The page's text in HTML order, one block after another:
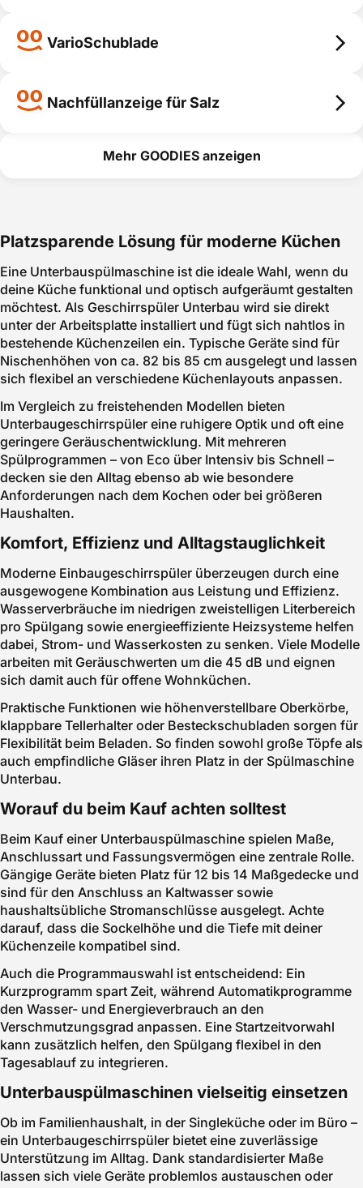
smart erklärt
VarioFlex
smart erklärt
VarioSchublade
VarioSchubl
smart erklärt
Nachfüllanzeige für Salz
Nachfüllanz
Spülergebnis
Kalkschutz
Mehr GOODIES anzeigen
Platzsparende Lösung für moderne Küchen
Eine Unterbauspülmaschine ist die ideale Wahl, wenn du
deine Küche funktional und optisch aufgeräumt gestalten
möchtest. Als Geschirrspüler Unterbau wird sie direkt
unter der Arbeitsplatte installiert und fügt sich nahtlos in
bestehende Küchenzeilen ein. Typische Geräte sind für
Nischenhöhen von ca. 82 bis 85 cm ausgelegt und lassen
sich flexibel an verschiedene Küchenlayouts anpassen.
Im Vergleich zu freistehenden Modellen bieten
Unterbaugeschirrspüler eine ruhigere Optik und oft eine
geringere Geräuschentwicklung. Mit mehreren
Spülprogrammen – von Eco über Intensiv bis Schnell –
decken sie den Alltag ebenso ab wie besondere
Anforderungen nach dem Kochen oder bei größeren
Haushalten.
Komfort, Effizienz und Alltagstauglichkeit
Moderne Einbaugeschirrspüler überzeugen durch eine
ausgewogene Kombination aus Leistung und Effizienz.
Wasserverbräuche im niedrigen zweistelligen Literbereich
pro Spülgang sowie energieeffiziente Heizsysteme helfen
dabei, Strom- und Wasserkosten zu senken. Viele Modelle
arbeiten mit Geräuschwerten um die 45 dB und eignen
sich damit auch für offene Wohnküchen.
Praktische Funktionen wie höhenverstellbare Oberkörbe,
klappbare Tellerhalter oder Besteckschubladen sorgen für
Flexibilität beim Beladen. So finden sowohl große Töpfe als
auch empfindliche Gläser ihren Platz in der Spülmaschine
Unterbau.
Worauf du beim Kauf achten solltest
Beim Kauf einer Unterbauspülmaschine spielen Maße,
Anschlussart und Fassungsvermögen eine zentrale Rolle.
Gängige Geräte bieten Platz für 12 bis 14 Maßgedecke und
sind für den Anschluss an Kaltwasser sowie
haushaltsübliche Stromanschlüsse ausgelegt. Achte
darauf, dass die Sockelhöhe und die Tiefe mit deiner
Küchenzeile kompatibel sind.
Auch die Programmauswahl ist entscheidend: Ein
Kurzprogramm spart Zeit, während Automatikprogramme
den Wasser- und Energieverbrauch an den
Verschmutzungsgrad anpassen. Eine Startzeitvorwahl
kann zusätzlich helfen, den Spülgang flexibel in den
Tagesablauf zu integrieren.
Unterbauspülmaschinen vielseitig einsetzen
Ob im Familienhaushalt, in der Singleküche oder im Büro –
ein Unterbaugeschirrspüler bietet eine zuverlässige
Unterstützung im Alltag. Dank standardisierter Maße
lassen sich viele Geräte problemlos austauschen oder